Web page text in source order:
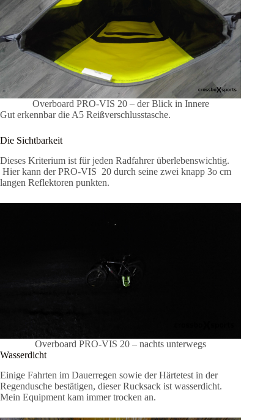
Overboard PRO-VIS 20 – der Blick in Innere
Gut erkennbar die A5 Reißverschlusstasche.
Die Sichtbarkeit
Dieses Kriterium ist für jeden Radfahrer überlebenswichtig.
Hier kann der PRO-VIS 20 durch seine zwei knapp 3o cm
langen Reflektoren punkten.
Overboard PRO-VIS 20 – nachts unterwegs
Wasserdicht
Einige Fahrten im Dauerregen sowie der Härtetest in der
Regendusche bestätigen, dieser Rucksack ist wasserdicht.
Mein Equipment kam immer trocken an.